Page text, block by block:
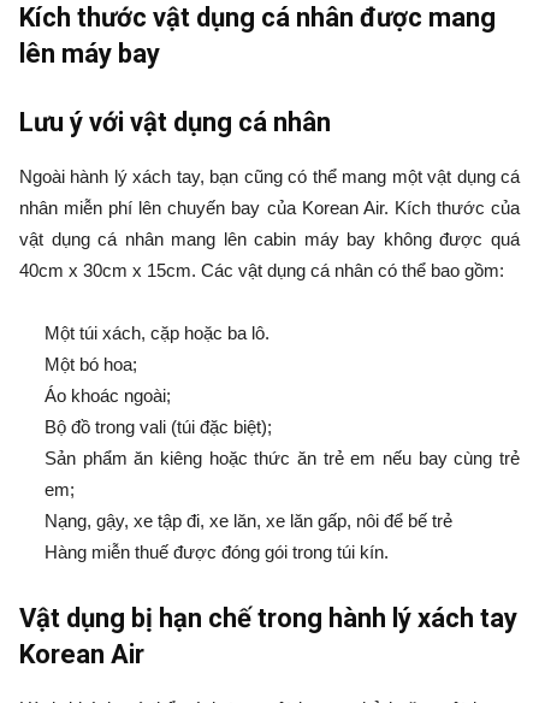
Kích thước vật dụng cá nhân được mang
lên máy bay
Lưu ý với vật dụng cá nhân
Ngoài hành lý xách tay, bạn cũng có thể mang một vật dụng cá
nhân miễn phí lên chuyến bay của Korean Air. Kích thước của
vật dụng cá nhân mang lên cabin máy bay không được quá
40cm x 30cm x 15cm. Các vật dụng cá nhân có thể bao gồm:
Một túi xách, cặp hoặc ba lô.
Một bó hoa;
Áo khoác ngoài;
Bộ đồ trong vali (túi đặc biệt);
Sản phẩm ăn kiêng hoặc thức ăn trẻ em nếu bay cùng trẻ
em;
Nạng, gậy, xe tập đi, xe lăn, xe lăn gấp, nôi để bế trẻ
Hàng miễn thuế được đóng gói trong túi kín.
Vật dụng bị hạn chế trong hành lý xách tay
Korean Air